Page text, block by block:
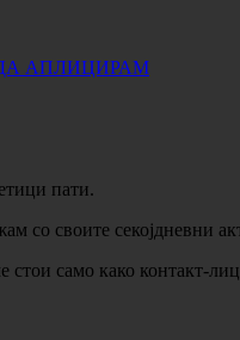
АПЛИЦИРАМ
пати.
со своите секојдневни
само како контакт-